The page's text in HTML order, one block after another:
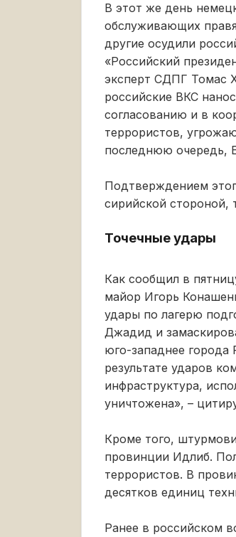
В этот же день
обслуживающих
другие осудили
«Российский
эксперт СДПГ Томас
российские ВКС
согласованию и в
террористов,
последнюю очередь,
Подтверждением
сирийской стороной,
Точечные удары
Как сообщил в
майор Игорь
удары по лагерю
Джадид и
юго-западнее города
результате ударов
инфраструктура,
уничтожена», –
Кроме того,
провинции Идлиб.
террористов. В
десятков единиц
Ранее в российском